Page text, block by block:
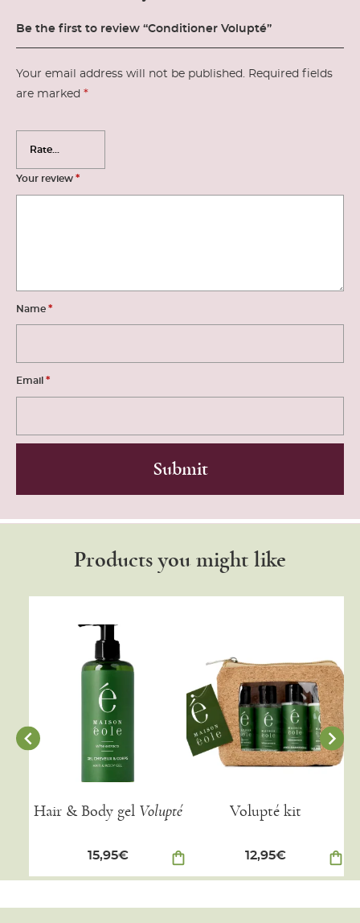
Be the first to review “Conditioner Volupté”
Your email address will not be published. Required fields
are marked *
Your review *
Name *
Email *
Products you might like
Hair & Body gel Volupté
15,95€ shopping_bag
Volupté kit
12,95€ shopping_bag